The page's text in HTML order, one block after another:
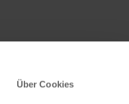
Über Cookies